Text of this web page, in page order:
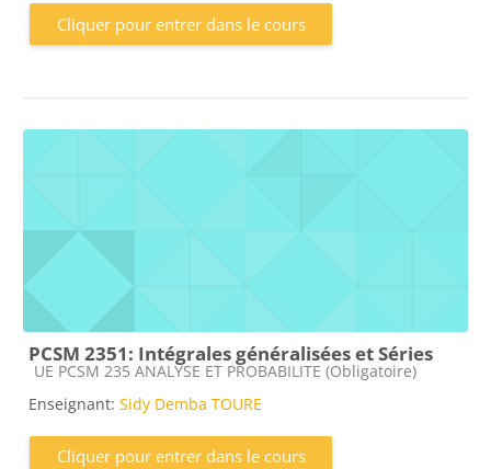
Cliquer pour entrer dans le cours
PCSM 2351: Intégrales généralisées et Séries
Catégorie de cours
UE PCSM 235 ANALYSE ET PROBABILITE (Obligatoire)
Enseignant: Sidy Demba TOURE
Cliquer pour entrer dans le cours